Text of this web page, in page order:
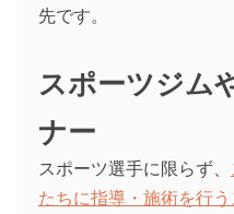
先です。
スポーツジム
ナー
スポーツ選手に限らず、
たちに指導・施術を行